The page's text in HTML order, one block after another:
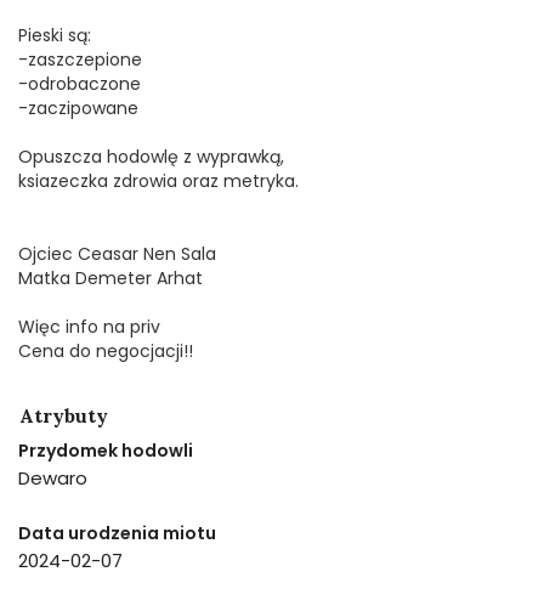
Pieski są:
-zaszczepione
-odrobaczone
-zaczipowane
Opuszcza hodowlę z wyprawką,
ksiazeczka zdrowia oraz metryka.
Ojciec Ceasar Nen Sala
Matka Demeter Arhat
Więc info na priv
Cena do negocjacji!!
Atrybuty
Przydomek hodowli
Dewaro
Data urodzenia miotu
2024-02-07